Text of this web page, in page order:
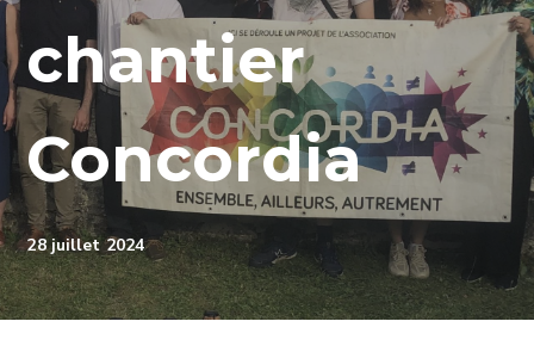
chantier
Concordia
28 juillet 2024